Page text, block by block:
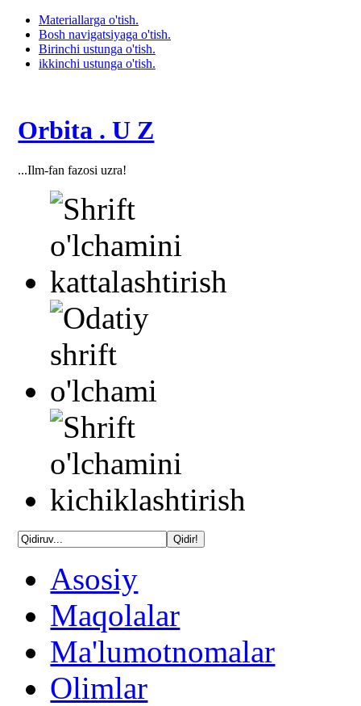
Materiallarga o'tish.
Bosh navigatsiyaga o'tish.
Birinchi ustunga o'tish.
ikkinchi ustunga o'tish.
Orbita . U Z
...Ilm-fan fazosi uzra!
Asosiy
Maqolalar
Ma'lumotnomalar
Olimlar